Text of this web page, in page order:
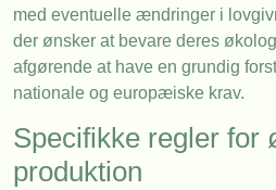
med eventuelle ændringer i
der ønsker at bevare deres
afgørende at have en grundig
nationale og europæiske krav.
Specifikke regler for
produktion